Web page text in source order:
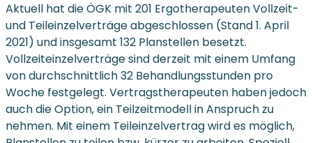
Aktuell hat die ÖGK mit 201 Ergotherapeuten Vollzeit-
und Teileinzelverträge abgeschlossen (Stand 1. April
2021) und insgesamt 132 Planstellen besetzt.
Vollzeiteinzelverträge sind derzeit mit einem Umfang
von durchschnittlich 32 Behandlungsstunden pro
Woche festgelegt. Vertragstherapeuten haben jedoch
auch die Option, ein Teilzeitmodell in Anspruch zu
nehmen. Mit einem Teileinzelvertrag wird es möglich,